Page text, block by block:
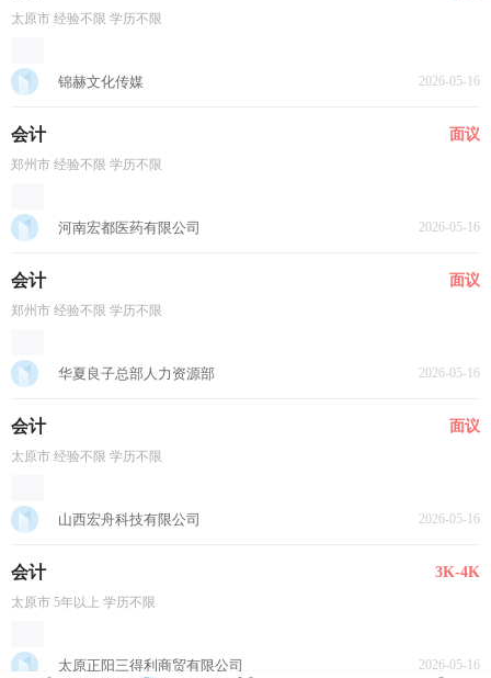
太原市 经验不限 学历不限
锦赫文化传媒 2026-05-16
会计 面议
郑州市 经验不限 学历不限
河南宏都医药有限公司 2026-05-16
会计 面议
郑州市 经验不限 学历不限
华夏良子总部人力资源部 2026-05-16
会计 面议
太原市 经验不限 学历不限
山西宏舟科技有限公司 2026-05-16
会计 3K-4K
太原市 5年以上 学历不限
太原正阳三得利商贸有限公司 2026-05-16